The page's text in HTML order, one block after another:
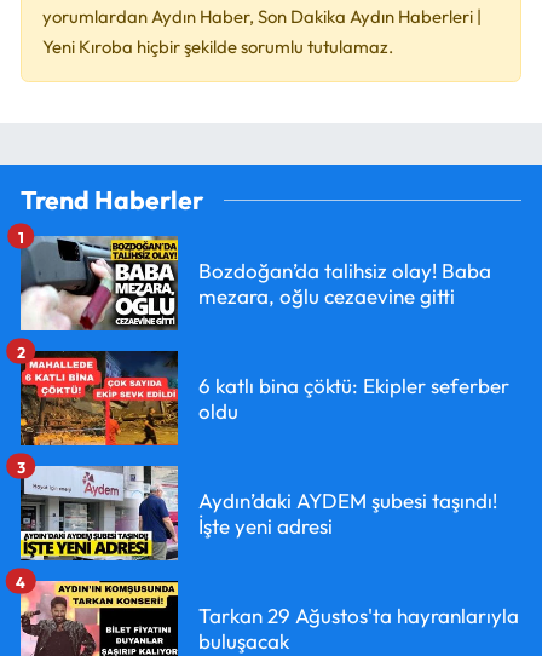
yorumlardan Aydın Haber, Son Dakika Aydın Haberleri |
Yeni Kıroba hiçbir şekilde sorumlu tutulamaz.
Trend Haberler
Bozdoğan’da talihsiz olay! Baba
mezara, oğlu cezaevine gitti
1
6 katlı bina çöktü: Ekipler seferber
oldu
2
Aydın’daki AYDEM şubesi taşındı!
İşte yeni adresi
3
Tarkan 29 Ağustos'ta hayranlarıyla
buluşacak
4